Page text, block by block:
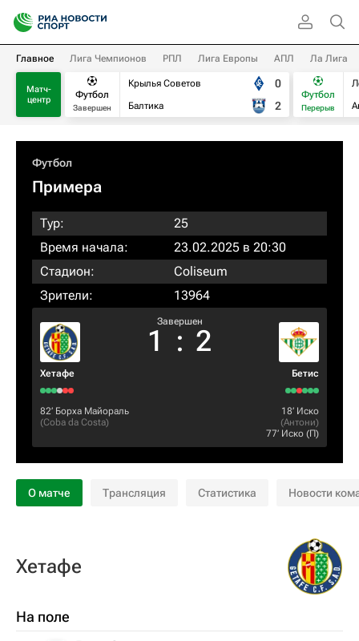
Главное Лига Чемпионов РПЛ Лига Европы АПЛ Ла Лига
Матч-
центр
Футбол
Завершен
Крылья Советов
Балтика
0
2
Футбол
Перерыв
Футбол
Примера
Тур:
25
Время начала:
23.02.2025 в 20:30
Стадион:
Coliseum
Зрители:
13964
Хетафе
Завершен
1 : 2
Бетис
82‎’‎ Борха Майораль
(Coba da Costa)
18‎’‎ Иcкo
(Антони)
77‎’‎ Иcкo (П)
О матче Трансляция Статистика Новости
Хетафе
На поле